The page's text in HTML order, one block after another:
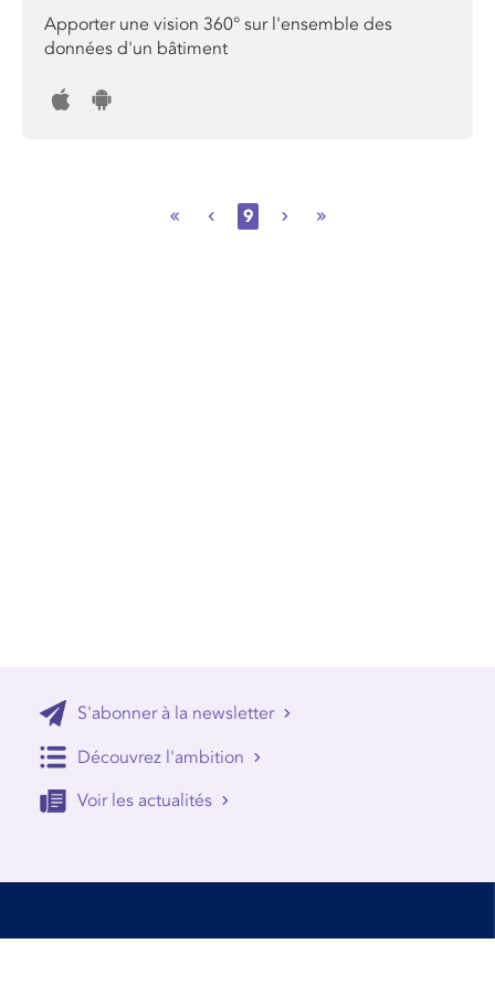
Apporter une vision 360° sur l'ensemble des
données d'un bâtiment
9
S'abonner à la newsletter
Découvrez l'ambition
Voir les actualités